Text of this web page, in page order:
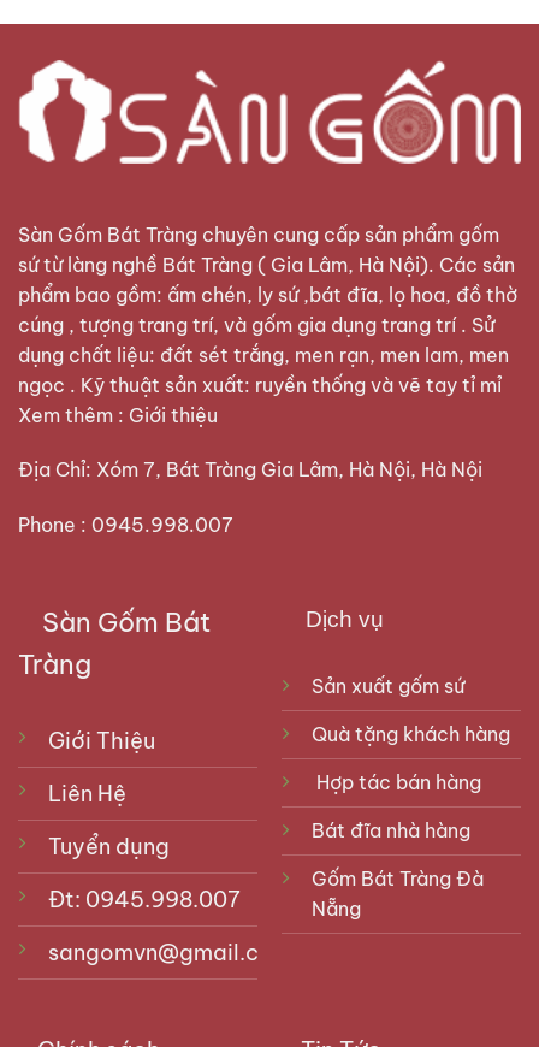
Sàn Gốm Bát Tràng chuyên cung cấp sản phẩm gốm
sứ từ làng nghề Bát Tràng ( Gia Lâm, Hà Nội). Các sản
phẩm bao gồm: ấm chén, ly sứ ,bát đĩa, lọ hoa, đồ thờ
cúng , tượng trang trí, và gốm gia dụng trang trí . Sử
dụng chất liệu: đất sét trắng, men rạn, men lam, men
ngọc . Kỹ thuật sản xuất: ruyền thống và vẽ tay tỉ mỉ
Xem thêm : Giới thiệu
Địa Chỉ: Xóm 7, Bát Tràng Gia Lâm, Hà Nội, Hà Nội
Phone : 0945.998.007
Sàn Gốm Bát
Tràng
Giới Thiệu
Liên Hệ
Tuyển dụng
Đt: 0945.998.007
sangomvn@gmail.com
Dịch vụ
Sản xuất gốm sứ
Quà tặng khách hàng
Hợp tác bán hàng
Bát đĩa nhà hàng
Gốm Bát Tràng Đà
Nẵng